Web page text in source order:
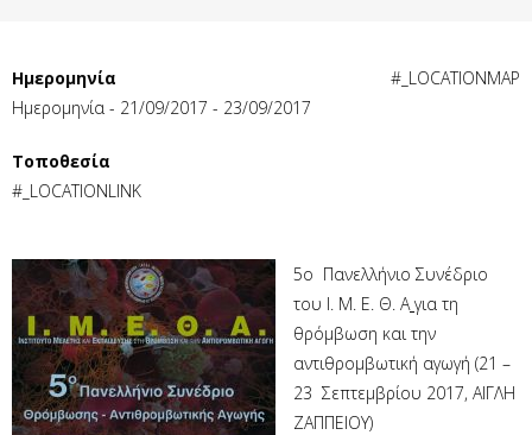
#_LOCATIONMAP
Ημερομηνία
Ημερομηνία - 21/09/2017 - 23/09/2017
Τοποθεσία
#_LOCATIONLINK
5o Πανελλήνιο Συνέδριο
του Ι. Μ. Ε. Θ. Α για τη
θρόμβωση και την
αντιθρομβωτική αγωγή (21 –
23 Σεπτεμβρίου 2017, ΑΙΓΛΗ
ΖΑΠΠΕΙΟΥ)